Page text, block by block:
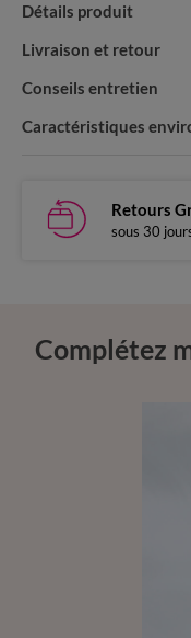
Détails produit
Livraison et retour
Conseils entretien
Caractéristiques
Retours
sous 30
Complétez